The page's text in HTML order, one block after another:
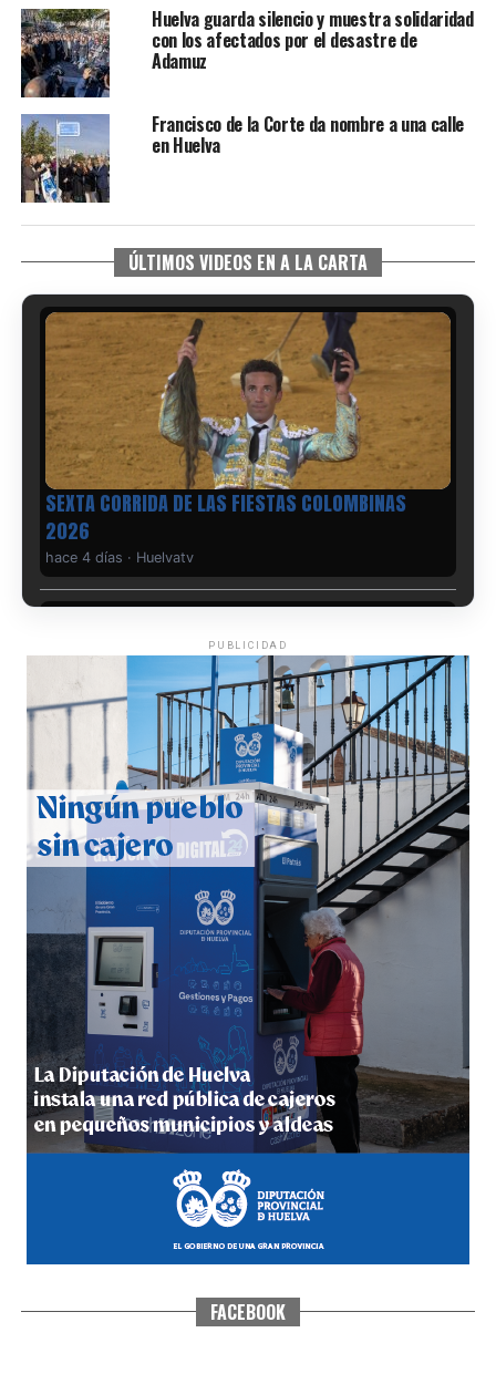
Huelva guarda silencio y muestra solidaridad
con los afectados por el desastre de
Adamuz
Francisco de la Corte da nombre a una calle
en Huelva
ÚLTIMOS VIDEOS EN A LA CARTA
6º DÍA DE LAS FIESTAS COLOMBINAS 2026
hace 4 días
QUINTA CORRIDA DE LAS FIESTAS COLOMBINAS
2026
hace 5 días Huelvatv
5º DÍA DE LAS FIESTAS COLOMBINAS 2026
hace 5 días ·Huelvatv
CUARTA CORRIDA DE LAS FIESTAS COLOMBINAS
PUBLICIDAD
FACEBOOK